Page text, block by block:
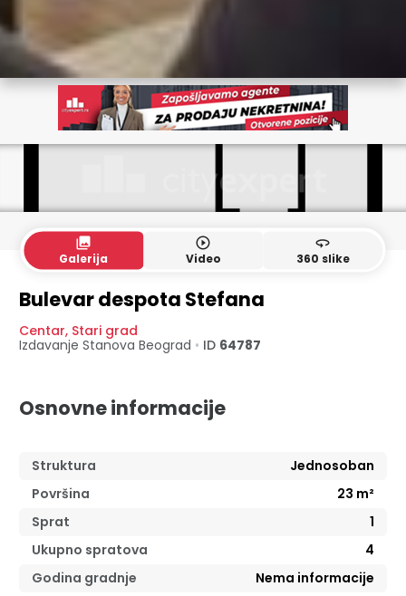
collections
Galerija
play_circle_outline
Video
360
360 slike
Bulevar despota Stefana
Centar, Stari grad
Izdavanje Stanova Beograd • ID 64787
Osnovne informacije
Struktura
Jednosoban
Površina
23 m²
Sprat
1
Ukupno spratova
4
Godina gradnje
Nema informacije